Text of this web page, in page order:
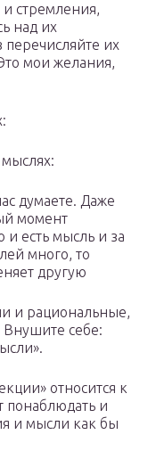
стремления,
над их
перечисляйте их
мои желания,
думаете. Даже
момент
есть мысль и за
много, то
другую
и рациональные,
Внушите себе:
относится к
понаблюдать и
и мысли как бы